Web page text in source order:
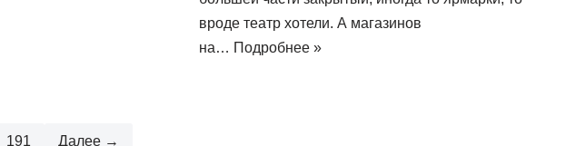
вроде театр хотели. А магазинов
на… Подробнее »
191 Далее →